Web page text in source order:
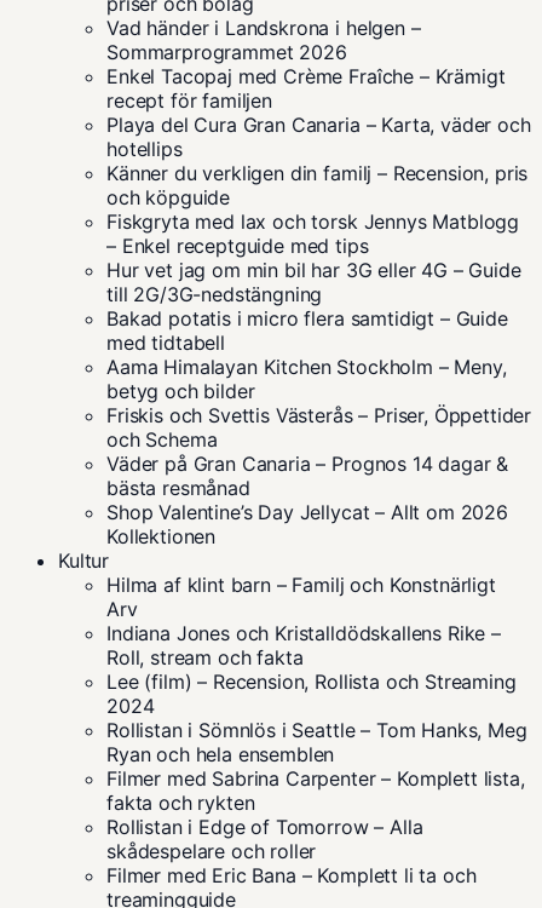
Vad händer i Landskrona i helgen –
Sommarprogrammet 2026
Enkel Tacopaj med Crème Fraîche – Krämigt
recept för familjen
Playa del Cura Gran Canaria – Karta, väder och
hotellips
Känner du verkligen din familj – Recension, pris
och köpguide
Fiskgryta med lax och torsk Jennys Matblogg
– Enkel receptguide med tips
Hur vet jag om min bil har 3G eller 4G – Guide
till 2G/3G-nedstängning
Bakad potatis i micro flera samtidigt – Guide
med tidtabell
Aama Himalayan Kitchen Stockholm – Meny,
betyg och bilder
Friskis och Svettis Västerås – Priser, Öppettider
och Schema
Väder på Gran Canaria – Prognos 14 dagar &
bästa resmånad
Shop Valentine’s Day Jellycat – Allt om 2026
Kollektionen
Kultur
Hilma af klint barn – Familj och Konstnärligt
Arv
Indiana Jones och Kristalldödskallens Rike –
Roll, stream och fakta
Lee (film) – Recension, Rollista och Streaming
2024
Rollistan i Sömnlös i Seattle – Tom Hanks, Meg
Ryan och hela ensemblen
Filmer med Sabrina Carpenter – Komplett lista,
fakta och rykten
Rollistan i Edge of Tomorrow – Alla
skådespelare och roller
Filmer med Eric Bana – Komplett li ta och
treamingguide